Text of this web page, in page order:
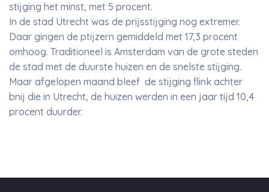
stijging het minst, met 5 procent.
In de stad Utrecht was de prijsstijging nog extremer.
Daar gingen de ptijzern gemiddeld met 17,3 procent
omhoog. Traditioneel is Amsterdam van de grote steden
de stad met de duurste huizen en de snelste stijging.
Maar afgelopen maand bleef de stijging flink achter
bnij die in Utrecht, de huizen werden in een jaar tijd 10,4
procent duurder.